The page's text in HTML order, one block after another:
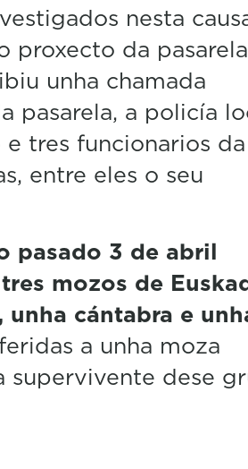
nesta
proxecto da
unha chamada
pasarela, a policía
tres funcionarios da
entre eles o seu
pasado 3 de abril
mozos de
unha cántabra e
a unha moza
supervivente dese